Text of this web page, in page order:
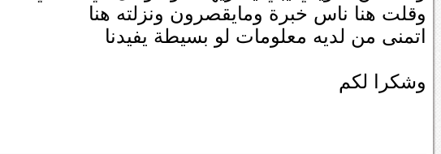
وقلت هنا ناس خبرة ومايقصرون ونزلته هنا
اتمنى من لديه معلومات لو بسيطة يفيدنا
وشكرا لكم